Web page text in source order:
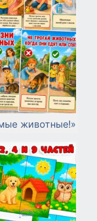
животные!»